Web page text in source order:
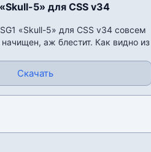
5» для CSS v34
«Skull-5» для CSS v34 совсем
аж блестит. Как видно из
Скачать